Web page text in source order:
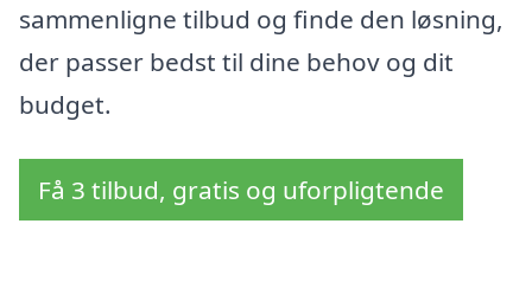
sammenligne tilbud og finde den løsning,
der passer bedst til dine behov og dit
budget.
Få 3 tilbud, gratis og uforpligtende